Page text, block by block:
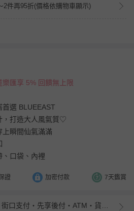
2件再95折(價格依購物車顯示)
匯享 5% 回饋無上限
選 BLUEEAST
，打造大人風氣質♡
上瞬間仙氣滿滿
、口袋、內裡
證 加密付款 7天鑑賞